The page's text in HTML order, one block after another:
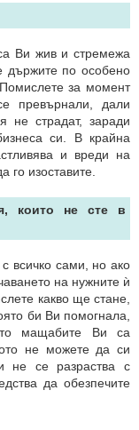
Ви жив и стремежа
държите по особено
за момент
превърнали, дали
не страдат, заради
си. В крайна
и вреди на
го изоставите.
които не сте в
всичко сами, но ако
на нужните ѝ
какво ще стане,
би Ви помогнала,
мащабите Ви са
не можете да си
не се разраства с
да обезпечите